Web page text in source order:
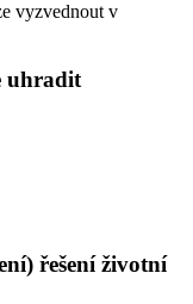
vyzvednout v
uhradit
řešení životní